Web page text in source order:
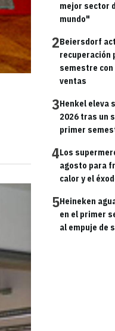
mejor sector
mundo"
2Beiersdorf
recuperación
semestre con
ventas
3Henkel eleva
2026 tras un
primer
4Los
agosto para
calor y el
5Heineken
en el primer
al empuje de